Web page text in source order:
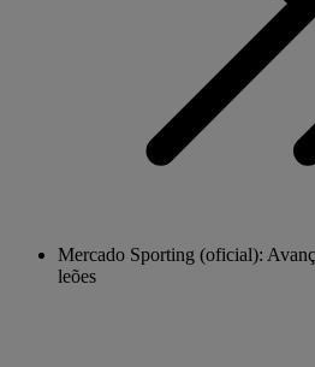
Mercado Sporting (oficial):
leões